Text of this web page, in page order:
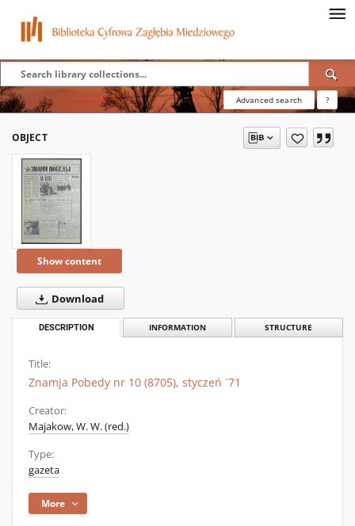
Advanced search ?
OBJECT
Show content
Download
DESCRIPTION INFORMATION STRUCTURE
Title:
Znamja Pobedy nr 10 (8705), styczeń `71
Creator:
Majakow, W. W. (red.)
Type:
gazeta
More